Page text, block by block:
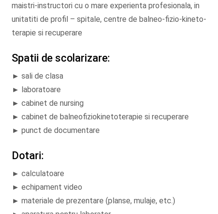
maistri-instructori cu o mare experienta profesionala, in
unitatiti de profil – spitale, centre de balneo-fizio-kineto-
terapie si recuperare
Spatii de scolarizare:
► sali de clasa
► laboratoare
► cabinet de nursing
► cabinet de balneofiziokinetoterapie si recuperare
► punct de documentare
Dotari:
► calculatoare
► echipament video
► materiale de prezentare (planse, mulaje, etc.)